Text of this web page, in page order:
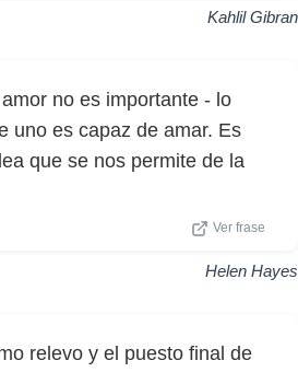
Kahlil Gibran
no es importante - lo
uno es capaz de amar. Es
que se nos permite de la
Ver frase
Helen Hayes
relevo y el puesto final de